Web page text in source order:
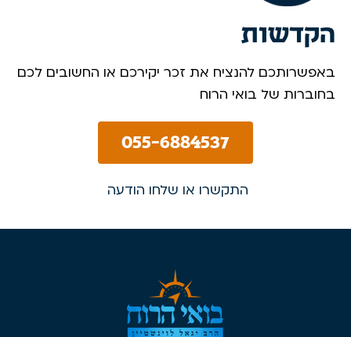
הקדשות
באפשרותכם להנציח את זכר יקירכם או החשובים לכם
בחוברות של בואי הרוח
055-6884537
התקשרו או שלחו הודעה